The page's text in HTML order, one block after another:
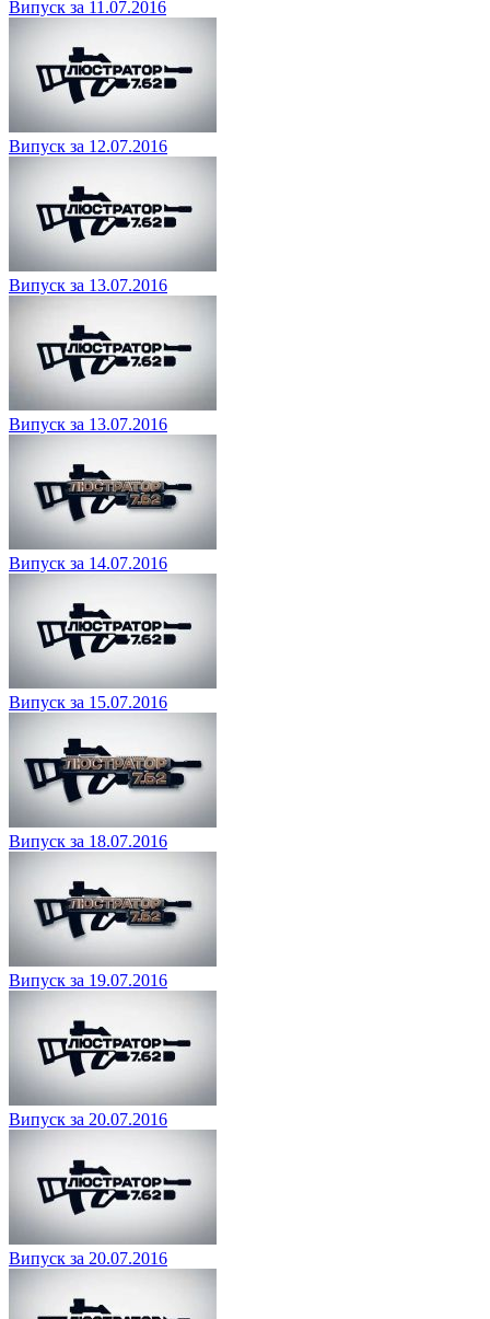
Випуск за 11.07.2016
Випуск за 12.07.2016
Випуск за 13.07.2016
Випуск за 13.07.2016
Випуск за 14.07.2016
Випуск за 15.07.2016
Випуск за 18.07.2016
Випуск за 19.07.2016
Випуск за 20.07.2016
Випуск за 20.07.2016